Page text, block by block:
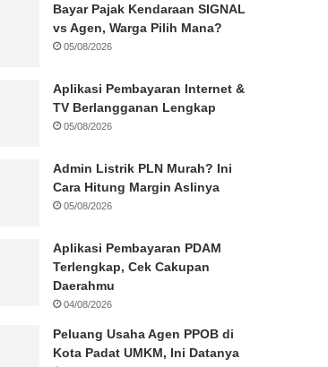
Bayar Pajak Kendaraan SIGNAL
vs Agen, Warga Pilih Mana?
05/08/2026
Aplikasi Pembayaran Internet &
TV Berlangganan Lengkap
05/08/2026
Admin Listrik PLN Murah? Ini
Cara Hitung Margin Aslinya
05/08/2026
Aplikasi Pembayaran PDAM
Terlengkap, Cek Cakupan
Daerahmu
04/08/2026
Peluang Usaha Agen PPOB di
Kota Padat UMKM, Ini Datanya